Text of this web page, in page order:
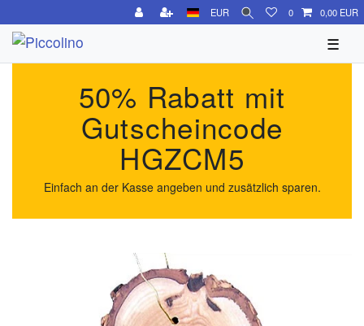
EUR 0 0,00 EUR
☰
50% Rabatt mit
Gutscheincode
HGZCM5
Einfach an der Kasse angeben und zusätzlich sparen.